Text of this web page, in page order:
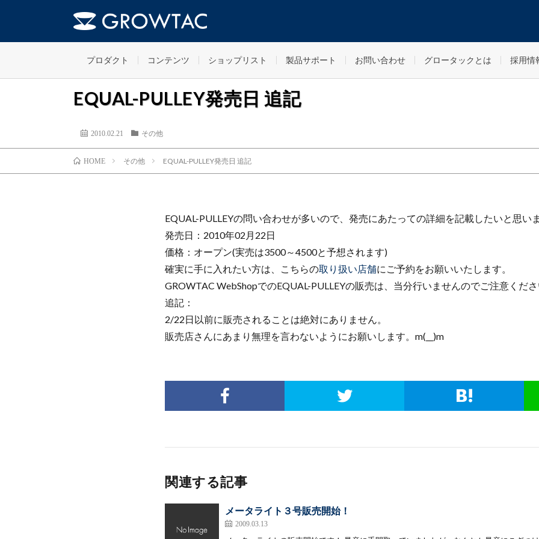
プロダクト コンテンツ ショップリスト 製品サポート お問い合わせ グロータックとは 採用情
EQUAL-PULLEY発売日 追記
2010.02.21 その他
HOME その他 EQUAL-PULLEY発売日 追記
EQUAL-PULLEYの問い合わせが多いので、発売にあたっての詳細を記載したいと思い
発売日：2010年02月22日
価格：オープン(実売は3500～4500と予想されます)
確実に手に入れたい方は、こちらの取り扱い店舗にご予約をお願いいたします。
GROWTAC WebShopでのEQUAL-PULLEYの販売は、当分行いませんのでご注意くだ
追記：
2/22日以前に販売されることは絶対にありません。
販売店さんにあまり無理を言わないようにお願いします。m(__)m
関連する記事
メータライト３号販売開始！
2009.03.13